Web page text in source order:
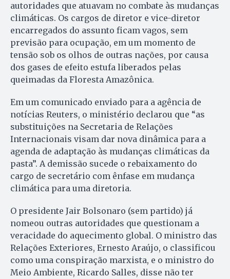
autoridades que atuavam no combate às mudanças
climáticas. Os cargos de diretor e vice-diretor
encarregados do assunto ficam vagos, sem
previsão para ocupação, em um momento de
tensão sob os olhos de outras nações, por causa
dos gases de efeito estufa liberados pelas
queimadas da Floresta Amazônica.
Em um comunicado enviado para a agência de
notícias Reuters, o ministério declarou que “as
substituições na Secretaria de Relações
Internacionais visam dar nova dinâmica para a
agenda de adaptação às mudanças climáticas da
pasta”. A demissão sucede o rebaixamento do
cargo de secretário com ênfase em mudança
climática para uma diretoria.
O presidente Jair Bolsonaro (sem partido) já
nomeou outras autoridades que questionam a
veracidade do aquecimento global. O ministro das
Relações Exteriores, Ernesto Araújo, o classificou
como uma conspiração marxista, e o ministro do
Meio Ambiente, Ricardo Salles, disse não ter